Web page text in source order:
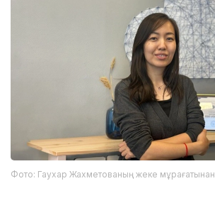
Фото: Гаухар Жахметованың жеке мұрағатынан